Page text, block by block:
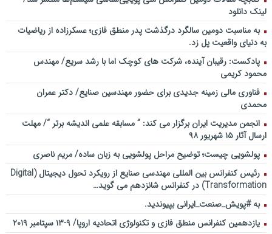
لینک دانلود
به مناسبت دومین سالگرد درگذشت پدر منطق فازی؛ عسکرزاده از ریاضیات
به دنیای واقعیت پل زد.
پادکست: رقیبان آینده، شرکت های کوچک اما با رشد سریع/ مهندس
محمود کریمی
فناوری مالی زمینه جدیدی برای حضور مهندسین صنایع/ دکتر عمران
محمدی
انجمن مدیریت ایران برگزار می کند: ” مسابقه علمی اندیشه برتر “/ مهلت
ارسال آثار ۱۵ شهریور ۹۸
پولشویی چیست؛ توضیح مراحل پولشویی به زبان ساده/ مریم ناصری
رئیس کنفرانس بین المللی مهندسی صنایع از رویکرد تحول دیجیتال (Digital
Transformation) در کنفرانس شانزدهم می گوید…
به #پویش_صنعت_ایرانی بپیوندید.
یازدهمین کنفرانس منطق فازی و تکنولوژی اتحادیه اروپا/ ۹-۱۳ سپتامبر ۲۰۱۹